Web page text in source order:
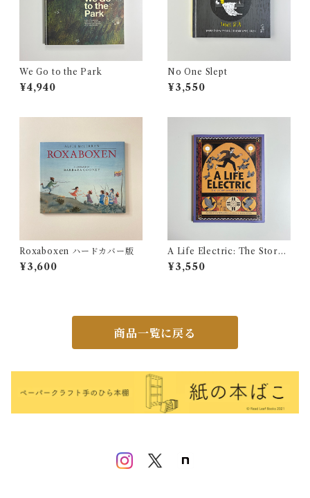
We Go to the Park
¥4,940
No One Slept
¥3,550
Roxaboxen ハードカバー版
¥3,600
A Life Electric: The Story
of Nikola Tesla
¥3,550
商品一覧に戻る